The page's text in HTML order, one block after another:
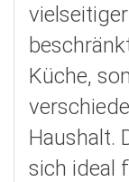
Küche,
Haushalt.
sich ideal